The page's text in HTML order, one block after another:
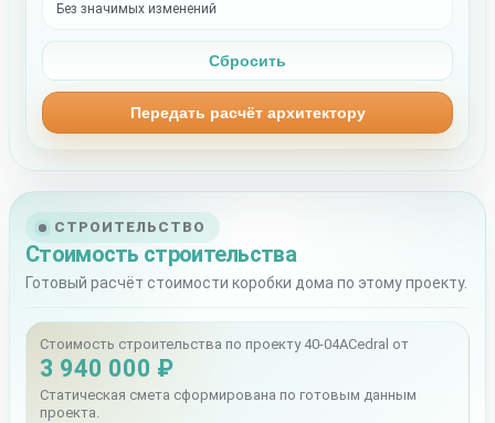
СТРОИТЕЛЬСТВО
Стоимость строительства
Готовый расчёт стоимости коробки дома по этому проекту.
Стоимость строительства по проекту 40-04ACedral от
3 940 000 ₽
Статическая смета сформирована по готовым данным
проекта.
Без значимых изменений
Сбросить
Передать расчёт архитектору